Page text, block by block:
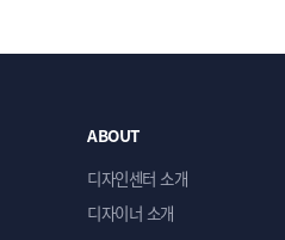
ABOUT
디자인센터 소개
디자이너 소개